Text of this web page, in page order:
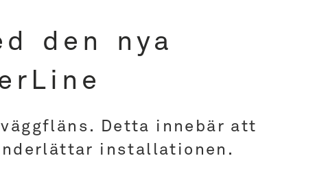
den nya
Detta innebär att
installationen.